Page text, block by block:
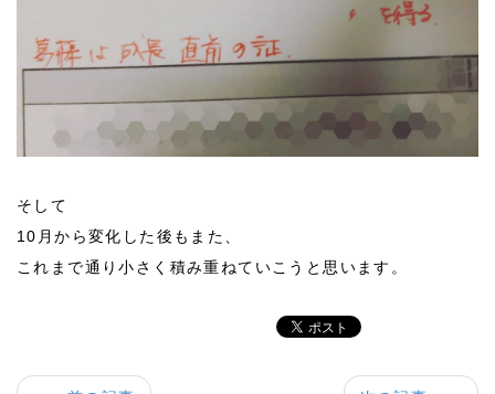
そして
10月から変化した後もまた、
これまで通り小さく積み重ねていこうと思います。